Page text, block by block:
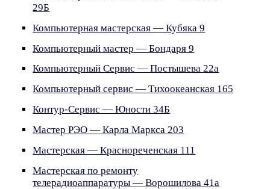
29Б
Компьютерная мастерская — Кубяка 9
Компьютерный мастер — Бондаря 9
Компьютерный Сервис — Постышева 22а
Компьютерный сервис — Тихоокеанская 165
Контур-Сервис — Юности 34Б
Мастер РЭО — Карла Маркса 203
Мастерская — Краснореченская 111
Мастерская по ремонту
телерадиоаппаратуры — Ворошилова 41а